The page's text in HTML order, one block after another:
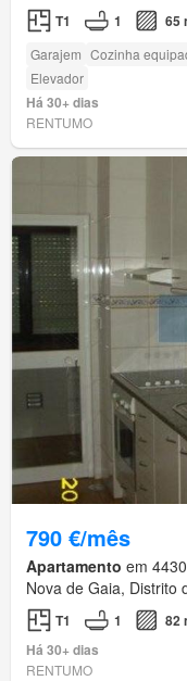
T1 1 65
Garajem Cozinha
Elevador
Há 30+ dias
RENTUMO
790 €/mês
Apartamento em
Nova de Gaia, Distrito
T1 1
82
Há 30+ dias
RENTUMO